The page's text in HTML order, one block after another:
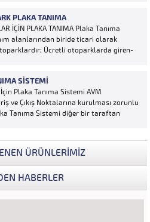
tanımlanmasına yönelik geliştirilen
karayolları şeritlerine yerleştirilen
alınan...
PLAKA TANIMA
İÇİN PLAKA TANIMA Plaka Tanıma
alanlarından biride ticari olarak
Ücretli otoparklarda giren-
araç tipine göre peşin alınması
SISTEMI
Plaka Tanıma Sistemi AVM
ve Çıkış Noktalarına kurulması zorunlu
Tanıma Sistemi diğer bir taraftan
analizlerini çok ayrıntılı...
ÜRÜNLERİMİZ
HABERLER